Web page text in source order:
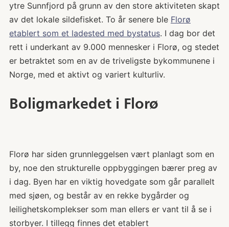
ytre Sunnfjord på grunn av den store aktiviteten skapt
av det lokale sildefisket. To år senere ble Florø
etablert som et ladested med bystatus. I dag bor det
rett i underkant av 9.000 mennesker i Florø, og stedet
er betraktet som en av de triveligste bykommunene i
Norge, med et aktivt og variert kulturliv.
Boligmarkedet i Florø
Florø har siden grunnleggelsen vært planlagt som en
by, noe den strukturelle oppbyggingen bærer preg av
i dag. Byen har en viktig hovedgate som går parallelt
med sjøen, og består av en rekke bygårder og
leilighetskomplekser som man ellers er vant til å se i
storbyer. I tillegg finnes det etablert